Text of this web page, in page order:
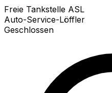
Freie Tankstelle ASL
Auto-Service-Löffler
Geschlossen